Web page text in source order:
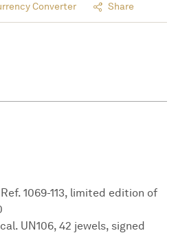
Converter Share
1069-113, limited edition of
UN106, 42 jewels, signed